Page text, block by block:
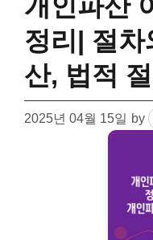
정리| 절
산, 법적
2025년 04월 15일 by